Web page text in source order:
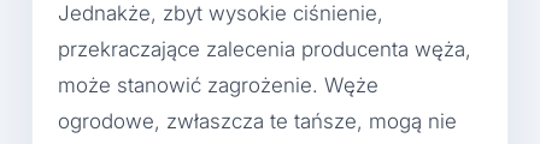
Jednakże, zbyt wysokie ciśnienie,
przekraczające zalecenia producenta węża,
może stanowić zagrożenie. Węże
ogrodowe, zwłaszcza te tańsze, mogą nie